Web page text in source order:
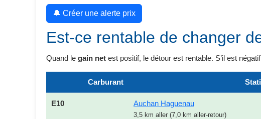
🔔 Créer une alerte prix
Est-ce rentable de changer
Quand le gain net est positif, le détour est rentable. S’il est
Carburant
E10 Auchan Haguenau
3,5 km aller (7,0 km aller-retour)